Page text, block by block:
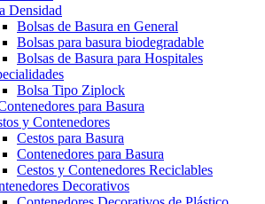
Densidad
Bolsas de Basura en General
Bolsas para basura biodegradable
Bolsas de Basura para Hospitales
Bolsa Tipo Ziplock
para Basura
y Contenedores
Cestos para Basura
Contenedores para Basura
Cestos y Contenedores Reciclables
Decorativos